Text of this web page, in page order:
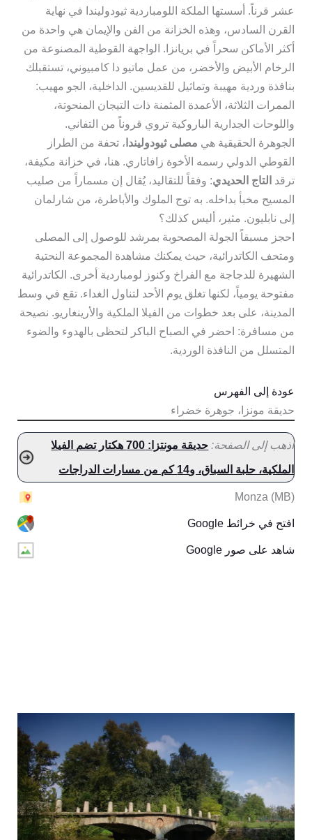
عشر قرناً. أسستها الملكة اللومباردية ثيودوليندا في نهاية
القرن السادس، وهذه الخزانة من الفن والإيمان هي واحدة من
أكثر الأماكن سحراً في بريانزا. الواجهة القوطية المصنوعة من
الرخام الأبيض والأخضر، من عمل ماتيو دا كامبيوني، تستقبلك
بنافذة وردية مهيبة وتماثيل للقديسين. الداخلية، الجو مهيب:
الممرات الثلاثة، الأعمدة المثمنة ذات التيجان المنحوتة،
واللوحات الجدارية الباروكية تروي قروناً من التفاني.
الجوهرة الحقيقية هي مصلى ثيودوليندا ، تحفة من الطراز
القوطي الدولي رسمه الأخوة زافاتاري. هنا، في خزانة مكيفة،
ترقد التاج الحديدي: وفقاً للتقاليد، يُقال إن مسماراً من صليب
المسيح مخبأ بداخله. به توج الملوك والأباطرة، من شارلمان
إلى نابليون. مثير، أليس كذلك؟
احجز مسبقاً الجولة المصحوبة بمرشد للوصول إلى المصلى
ومتحف الكاتدرائية، حيث يمكنك مشاهدة المجموعة النحتية
الشهيرة للدجاجة مع الفراخ وكنوز لومباردية أخرى. الكاتدرائية
مفتوحة يومياً، لكنها تغلق يوم الأحد لتناول الغداء. تقع في وسط
المدينة، على بعد خطوات من الفيلا الملكية والأرينغاريو. نصيحة
من مسافرة: احضر في الصباح الباكر لتحظى بالهدوء والضوء
المتسلل من النافذة الوردية.
حديقة مونزا، جوهرة خضراء
عودة إلى الفهرس
اذهب إلى الصفحة: حديقة مونتزا: 700 هكتار تضم الفيلا
الملكية، حلبة السباق، و14 كم من مسارات الدراجات
Monza (MB)
افتح في خرائط Google
شاهد على صور Google